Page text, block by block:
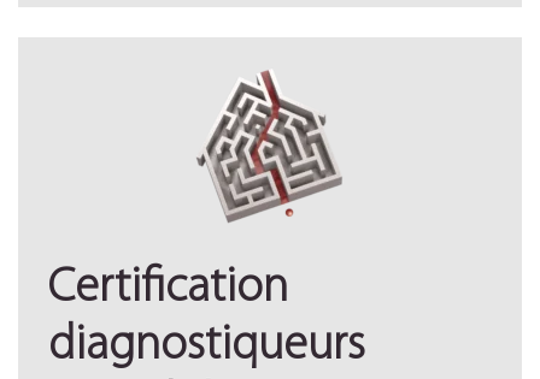
Certification
diagnostiqueurs